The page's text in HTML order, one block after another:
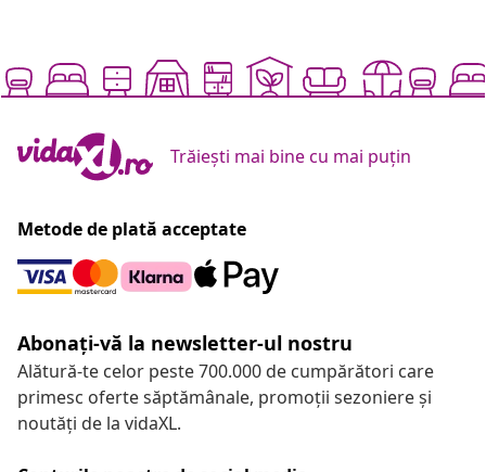
Trăiești mai bine cu mai puțin
Metode de plată acceptate
Abonați-vă la newsletter-ul nostru
Alătură-te celor peste 700.000 de cumpărători care
primesc oferte săptămânale, promoții sezoniere și
noutăți de la vidaXL.